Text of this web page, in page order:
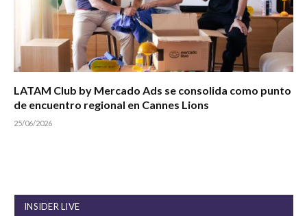
LATAM Club by Mercado Ads se consolida como punto
de encuentro regional en Cannes Lions
25/06/2026
INSIDER LIVE